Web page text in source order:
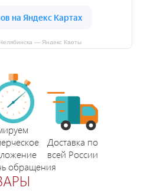
— Яндекс Карты
обращения
Доставка по
всей России